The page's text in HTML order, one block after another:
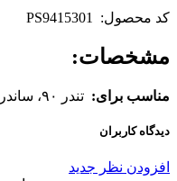
کد محصول: PS9415301
مشخصات:
مناسب برای: تندر ۹۰، ساندرو معمولی تندرپلاس پارس تند
دیدگاه کاربران
افزودن نظر جدید